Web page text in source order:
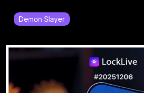
Demon Slayer